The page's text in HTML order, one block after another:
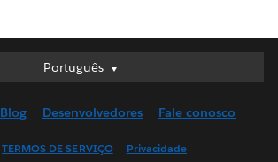
Português
Português
English (UK)
Blog Desenvolvedores Fale conosco
TERMOS DE SERVIÇO Privacidade